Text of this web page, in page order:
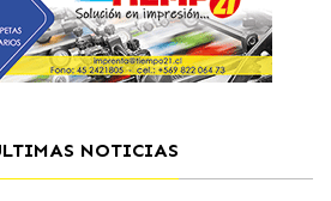
NOTICIAS